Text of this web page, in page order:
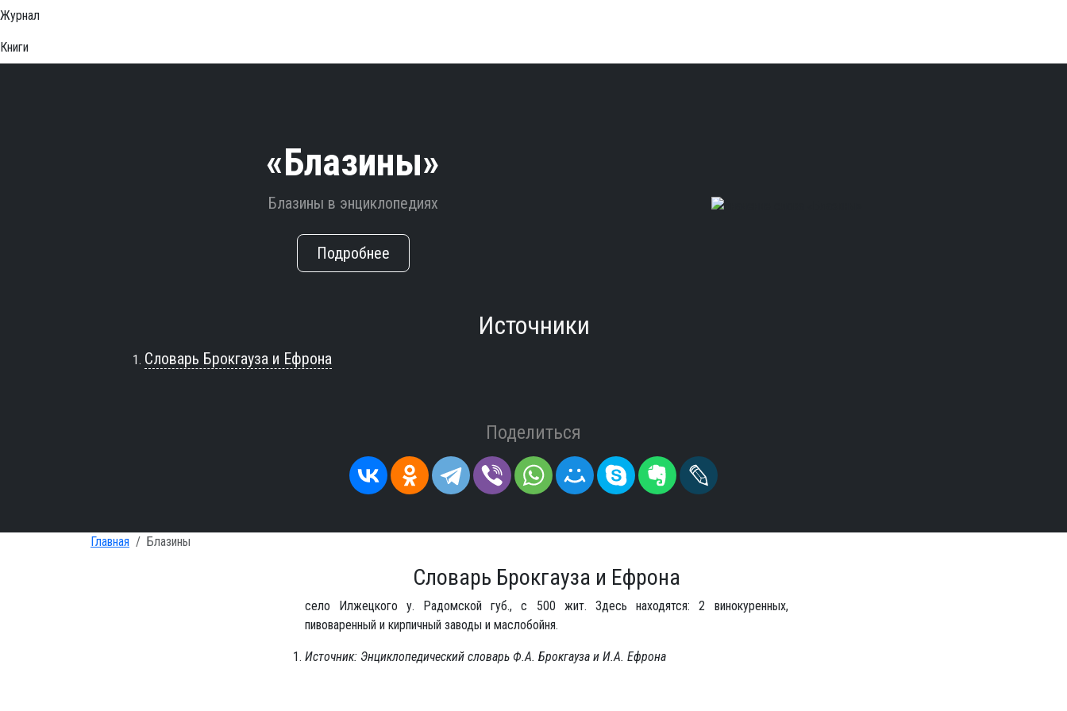
Журнал
Книги
«Блазины»
Блазины в энциклопедиях
Подробнее
Источники
Словарь Брокгауза и Ефрона
Поделиться
Главная Блазины
Словарь Брокгауза и Ефрона
село Илжецкого у. Радомской губ., с 500 жит. Здесь находятся: 2 винокуренных,
пивоваренный и кирпичный заводы и маслобойня.
Источник: Энциклопедический словарь Ф.А. Брокгауза и И.А. Ефрона